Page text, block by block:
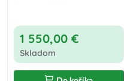
1 550,00 €
Skladom